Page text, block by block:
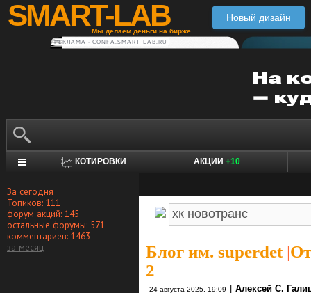
SMART-LAB
Мы делаем деньги на бирже
Новый дизайн
РЕКЛАМА • CONFA.SMART-LAB.RU
КОТИРОВКИ АКЦИИ +10
За сегодня
Топиков: 111
форум акций: 145
остальные форумы: 571
комментариев: 1463
за месяц
Блог им. superdet|
2
24 августа 2025, 19:09 Алексей С.